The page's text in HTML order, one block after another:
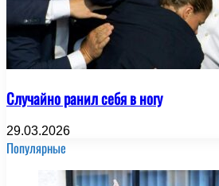
Случайно ранил себя в ногу
29.03.2026
Популярные